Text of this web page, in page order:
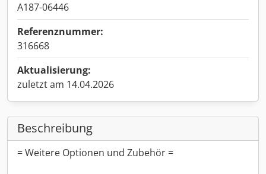
A187-06446
Referenznummer:
316668
Aktualisierung:
zuletzt am 14.04.2026
Beschreibung
= Weitere Optionen und Zubehör =